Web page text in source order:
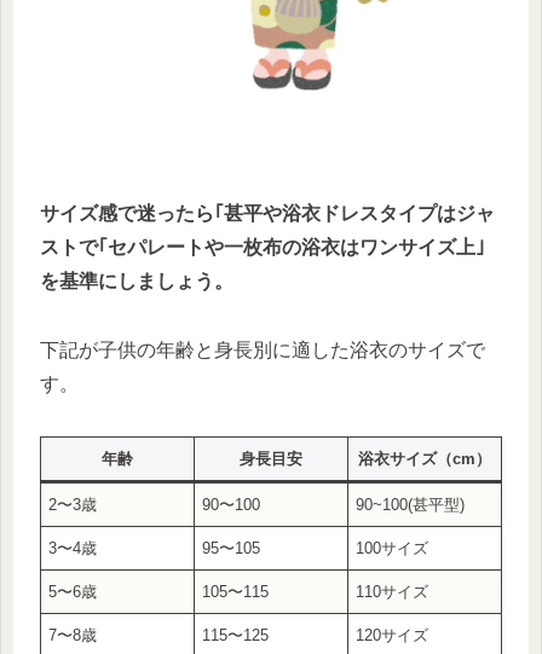
サイズ感で迷ったら｢甚平や浴衣ドレスタイプはジャ
ストで｢セパレートや一枚布の浴衣はワンサイズ上｣
を基準にしましょう。
下記が子供の年齢と身長別に適した浴衣のサイズで
す。
年齢 身長目安 浴衣サイズ（cm）
2〜3歳 90〜100 90~100(甚平型)
3〜4歳 95〜105 100サイズ
5〜6歳 105〜115 110サイズ
7〜8歳 115〜125 120サイズ